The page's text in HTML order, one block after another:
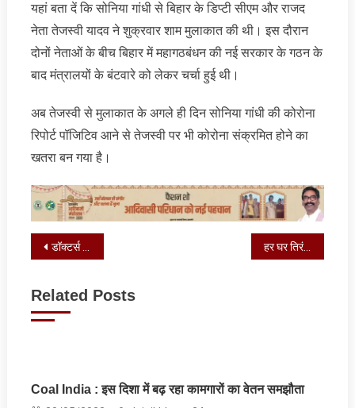
यहां बता दें कि सोनिया गांधी से बिहार के डिप्टी सीएम और राजद
नेता तेजस्वी यादव ने शुक्रवार शाम मुलाकात की थी। इस दौरान
दोनों नेताओं के बीच बिहार में महागठबंधन की नई सरकार के गठन के
बाद मंत्रालयों के बंटवारे को लेकर चर्चा हुई थी।
अब तेजस्वी से मुलाकात के अगले ही दिन सोनिया गांधी की कोरोना
रिपोर्ट पॉजिटिव आने से तेजस्वी पर भी कोरोना संक्रमित होने का
खतरा बन गया है।
Post
डॉक्टर्स वाइव्स एसोसिएशन ने पीएम केयर्स फंड के लिए केंद्रीय मंत्री अर्जुन मुंडा को सौंपा 2 लाख का चेक हर घर तिरंगा अभियान के तहत निकाली प्रभात फेरी
Related Posts
Coal India : इस दिशा में बढ़ रहा कामगारों का वेतन समझौता